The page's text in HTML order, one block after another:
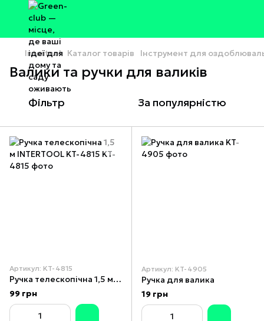
Intertool Каталог товарів Інструмент для
Валики та ручки для валиків
Фільтр За популярністю
Артикул: KT-4815
Ручка телескопічна 1,5 м INTERTOOL KT-4815
99 грн
Артикул: KT-4905
Ручка для валика
19 грн